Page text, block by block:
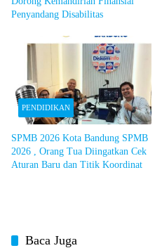
Penyandang Disabilitas
PENDIDIKAN
SPMB 2026 Kota Bandung SPMB
2026 , Orang Tua Diingatkan Cek
Aturan Baru dan Titik Koordinat
Baca Juga